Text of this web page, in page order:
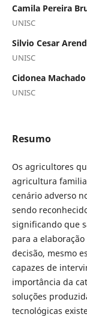
Camila Pereira
UNISC
Silvio Cesar Arend
UNISC
Cidonea
UNISC
Resumo
Os agricultores
agricultura
cenário adverso
sendo
significando que
para a
decisão, mesmo
capazes de
importância da
soluções
tecnológicas